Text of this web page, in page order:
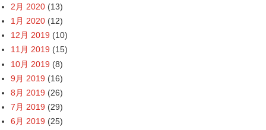
2月 2020 (13)
1月 2020 (12)
12月 2019 (10)
11月 2019 (15)
10月 2019 (8)
9月 2019 (16)
8月 2019 (26)
7月 2019 (29)
6月 2019 (25)